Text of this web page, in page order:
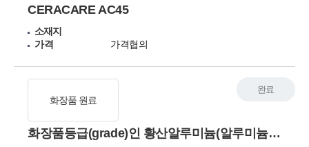
CERACARE AC45
소재지
가격
가격협의
화장품 원료
화장품등급(grade)인 황산알루미늄(알루미늄설페이트), 황산구리(카퍼설페이트) 원료 구매하고 싶습니다.
완료